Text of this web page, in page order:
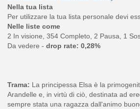
Nella tua lista
Per utilizzare la tua lista personale devi
Nelle liste come
2 In visione, 354 Completo, 2 Pausa, 1
Da vedere - drop rate: 0,28%
Trama: La principessa Elsa è la
Arandelle e, in virtù di ciò, destinata ad
sempre stata una ragazza dall'animo